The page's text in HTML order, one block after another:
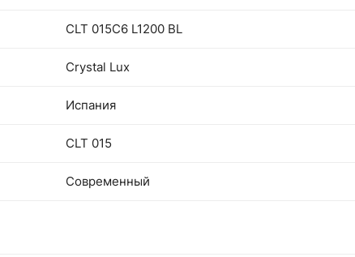
CLT 015C6 L1200 BL
Crystal Lux
Испания
CLT 015
Современный